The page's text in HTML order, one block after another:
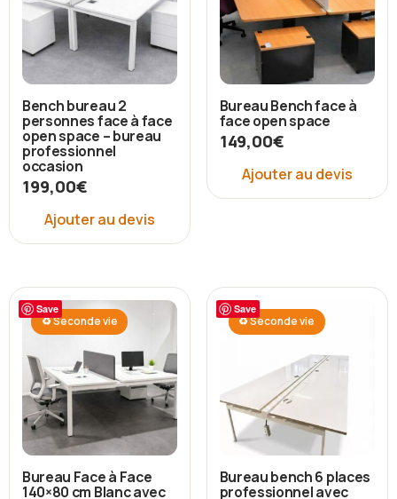
Bench bureau 2
personnes face à face
open space – bureau
professionnel
occasion
199,00€
Ajouter au devis
Bureau Bench face à
face open space
149,00€
Ajouter au devis
Save
♻ Seconde vie
Bureau Face à Face
140×80 cm Blanc avec
Save
♻ Seconde vie
Bureau bench 6 places
professionnel avec